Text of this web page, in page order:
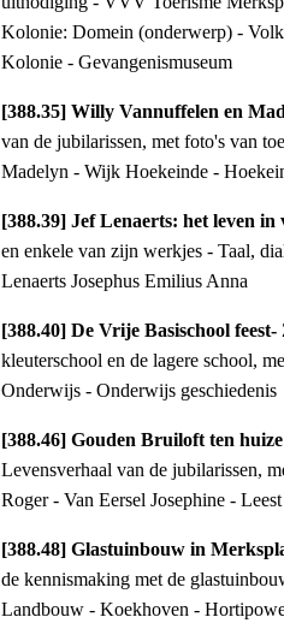
Kolonie: Domein (onderwerp) -
Kolonie - Gevangenismuseum
[388.35] Willy Vannuffelen en
van de jubilarissen, met foto's van
Madelyn - Wijk Hoekeinde -
[388.39] Jef Lenaerts: het leven in
en enkele van zijn werkjes - Taal,
Lenaerts Josephus Emilius Anna
[388.40] De Vrije Basischool
kleuterschool en de lagere school,
Onderwijs - Onderwijs geschiedenis
Levensverhaal van de jubilarissen,
Roger - Van Eersel Josephine -
[388.48] Glastuinbouw in
de kennismaking met de
Landbouw - Koekhoven -